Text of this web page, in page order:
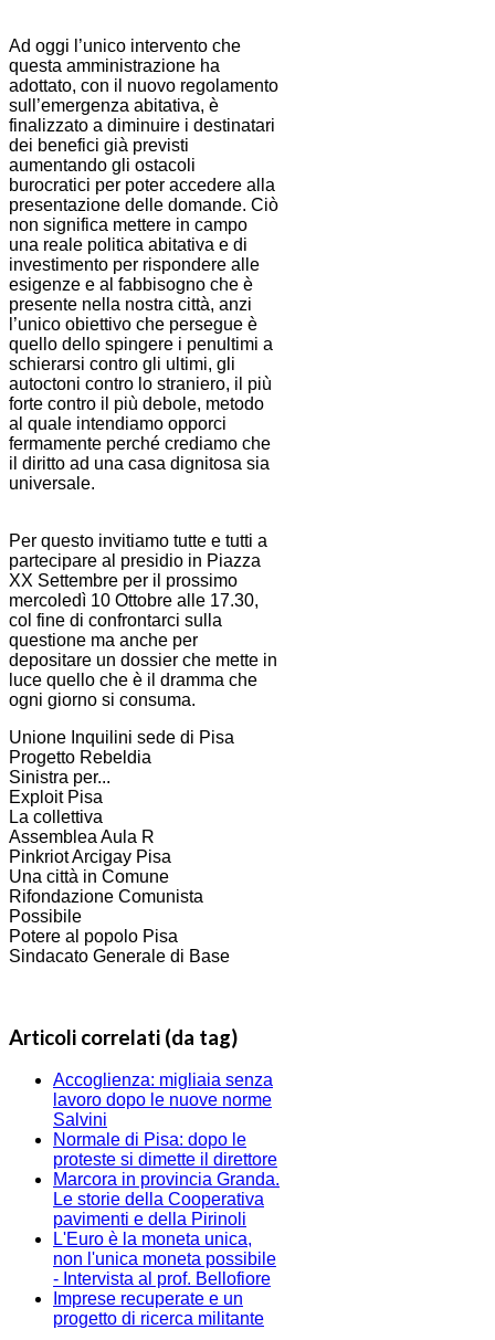
Ad oggi l’unico intervento che
questa amministrazione ha
adottato, con il nuovo regolamento
sull’emergenza abitativa, è
finalizzato a diminuire i destinatari
dei benefici già previsti
aumentando gli ostacoli
burocratici per poter accedere alla
presentazione delle domande. Ciò
non significa mettere in campo
una reale politica abitativa e di
investimento per rispondere alle
esigenze e al fabbisogno che è
presente nella nostra città, anzi
l’unico obiettivo che persegue è
quello dello spingere i penultimi a
schierarsi contro gli ultimi, gli
autoctoni contro lo straniero, il più
forte contro il più debole, metodo
al quale intendiamo opporci
fermamente perché crediamo che
il diritto ad una casa dignitosa sia
universale.
Per questo invitiamo tutte e tutti a
partecipare al presidio in Piazza
XX Settembre per il prossimo
mercoledì 10 Ottobre alle 17.30,
col fine di confrontarci sulla
questione ma anche per
depositare un dossier che mette in
luce quello che è il dramma che
ogni giorno si consuma.
Unione Inquilini sede di Pisa
Progetto Rebeldia
Sinistra per...
Exploit Pisa
La collettiva
Assemblea Aula R
Pinkriot Arcigay Pisa
Una città in Comune
Rifondazione Comunista
Possibile
Potere al popolo Pisa
Sindacato Generale di Base
Articoli correlati (da tag)
Accoglienza: migliaia senza
lavoro dopo le nuove norme
Salvini
Normale di Pisa: dopo le
proteste si dimette il direttore
Marcora in provincia Granda.
Le storie della Cooperativa
pavimenti e della Pirinoli
L'Euro è la moneta unica,
non l'unica moneta possibile
- Intervista al prof. Bellofiore
Imprese recuperate e un
progetto di ricerca militante